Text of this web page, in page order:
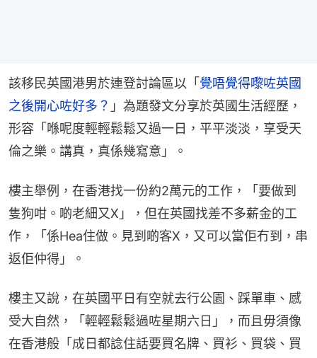
該移民英國港男於連登討論區以「 覺唔覺得嚟咗英國
之後開心咗好多？ 」為題發文分享於英國生活經歷，
形容「喺呢度輕輕鬆鬆又過一日，平平淡淡，享受天
倫之樂。講真，真係幾寫意」。
樓主舉例，在香港找一份約2萬元的工作，「要做到
隻狗咁。啲老細又X」，但在英國找差不多薪金的工
作，「係Hea住做。見到啲客X，又可以當佢冇到，串
返佢仲得」。
樓主又說，在英國平日有空就去行公園、踩單車、感
受大自然，「輕輕鬆鬆過咗星期六日」，而且毋須像
在香港般「成日都諗住話要買名牌、買衫、買袋、買